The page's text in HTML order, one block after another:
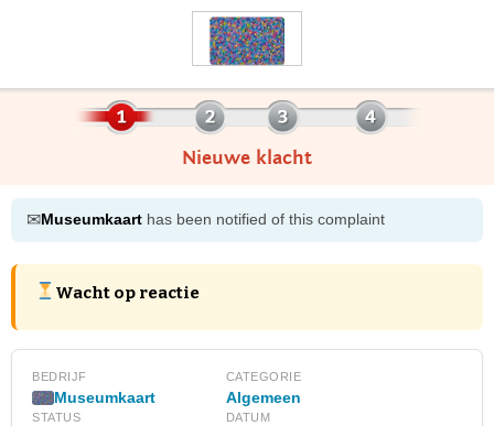
Nieuwe klacht
✉Museumkaart has been notified of this complaint
Wacht op reactie
BEDRIJF
Museumkaart
CATEGORIE
Algemeen
STATUS DATUM